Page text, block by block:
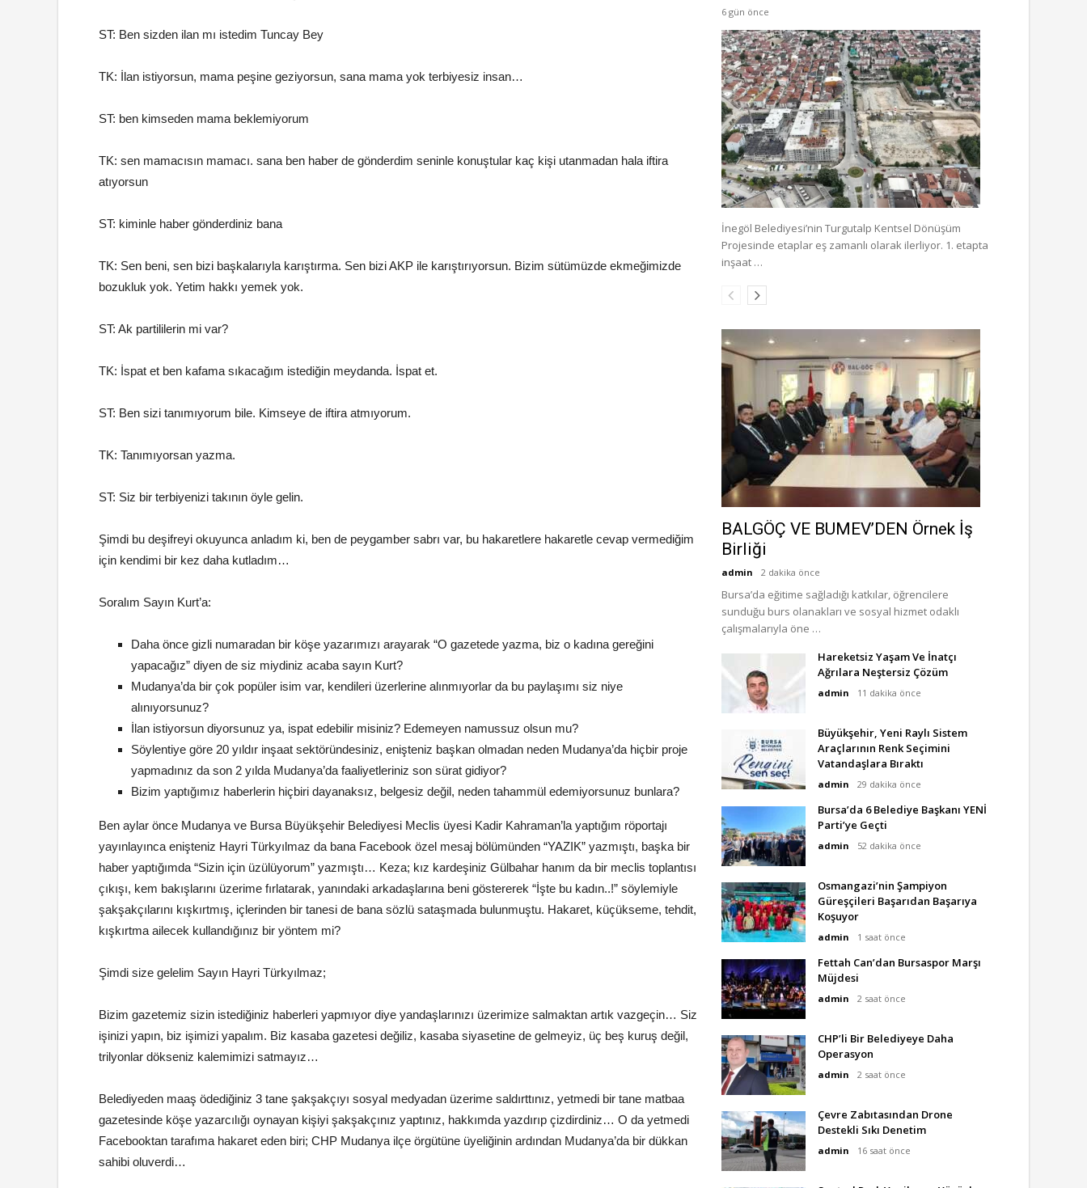
ST: Ben sizden ilan mı istedim Tuncay Bey
TK: İlan istiyorsun, mama peşine geziyorsun, sana mama yok terbiyesiz insan…
ST: ben kimseden mama beklemiyorum
TK: sen mamacısın mamacı. sana ben haber de gönderdim seninle konuştular kaç kişi utanmadan hala iftira
atıyorsun
ST: kiminle haber gönderdiniz bana
TK: Sen beni, sen bizi başkalarıyla karıştırma. Sen bizi AKP ile karıştırıyorsun. Bizim sütümüzde ekmeğimizde
bozukluk yok. Yetim hakkı yemek yok.
ST: Ak partililerin mi var?
TK: İspat et ben kafama sıkacağım istediğin meydanda. İspat et.
ST: Ben sizi tanımıyorum bile. Kimseye de iftira atmıyorum.
TK: Tanımıyorsan yazma.
ST: Siz bir terbiyenizi takının öyle gelin.
Şimdi bu deşifreyi okuyunca anladım ki, ben de peygamber sabrı var, bu hakaretlere hakaretle cevap vermediğim
için kendimi bir kez daha kutladım…
Soralım Sayın Kurt’a:
Daha önce gizli numaradan bir köşe yazarımızı arayarak “O gazetede yazma, biz o kadına gereğini
yapacağız” diyen de siz miydiniz acaba sayın Kurt?
Mudanya’da bir çok popüler isim var, kendileri üzerlerine alınmıyorlar da bu paylaşımı siz niye
alınıyorsunuz?
İlan istiyorsun diyorsunuz ya, ispat edebilir misiniz? Edemeyen namussuz olsun mu?
Söylentiye göre 20 yıldır inşaat sektöründesiniz, enişteniz başkan olmadan neden Mudanya’da hiçbir proje
yapmadınız da son 2 yılda Mudanya’da faaliyetleriniz son sürat gidiyor?
Bizim yaptığımız haberlerin hiçbiri dayanaksız, belgesiz değil, neden tahammül edemiyorsunuz bunlara?
Ben aylar önce Mudanya ve Bursa Büyükşehir Belediyesi Meclis üyesi Kadir Kahraman’la yaptığım röportajı
yayınlayınca enişteniz Hayri Türkyılmaz da bana Facebook özel mesaj bölümünden “YAZIK” yazmıştı, başka bir
haber yaptığımda “Sizin için üzülüyorum” yazmıştı… Keza; kız kardeşiniz Gülbahar hanım da bir meclis toplantısı
çıkışı, kem bakışlarını üzerime fırlatarak, yanındaki arkadaşlarına beni göstererek “İşte bu kadın..!” söylemiyle
şakşakçılarını kışkırtmış, içlerinden bir tanesi de bana sözlü sataşmada bulunmuştu. Hakaret, küçükseme, tehdit,
kışkırtma ailecek kullandığınız bir yöntem mi?
Şimdi size gelelim Sayın Hayri Türkyılmaz;
Bizim gazetemiz sizin istediğiniz haberleri yapmıyor diye yandaşlarınızı üzerimize salmaktan artık vazgeçin… Siz
işinizi yapın, biz işimizi yapalım. Biz kasaba gazetesi değiliz, kasaba siyasetine de gelmeyiz, üç beş kuruş değil,
trilyonlar dökseniz kalemimizi satmayız…
Belediyeden maaş ödediğiniz 3 tane şakşakçıyı sosyal medyadan üzerime saldırttınız, yetmedi bir tane matbaa
gazetesinde köşe yazarcılığı oynayan kişiyi şakşakçınız yaptınız, hakkımda yazdırıp çizdirdiniz… O da yetmedi
Facebooktan tarafıma hakaret eden biri; CHP Mudanya ilçe örgütüne üyeliğinin ardından Mudanya’da bir dükkan
sahibi oluverdi…
6 gün önce
İnegöl Belediyesi’nin Turgutalp Kentsel Dönüşüm
Projesinde etaplar eş zamanlı olarak ilerliyor. 1. etapta
inşaat …
BALGÖÇ VE BUMEV’DEN Örnek İş
Birliği
admin 2 dakika önce
Bursa’da eğitime sağladığı katkılar, öğrencilere
sunduğu burs olanakları ve sosyal hizmet odaklı
çalışmalarıyla öne …
Hareketsiz Yaşam Ve İnatçı
Ağrılara Neştersiz Çözüm
admin 11 dakika önce
Büyükşehir, Yeni Raylı Sistem
Araçlarının Renk Seçimini
Vatandaşlara Bıraktı
admin 29 dakika önce
Bursa’da 6 Belediye Başkanı YENİ
Parti’ye Geçti
admin 52 dakika önce
Osmangazi’nin Şampiyon
Güreşçileri Başarıdan Başarıya
Koşuyor
admin 1 saat önce
Fettah Can’dan Bursaspor Marşı
Müjdesi
admin 2 saat önce
CHP’li Bir Belediyeye Daha
Operasyon
admin 2 saat önce
Çevre Zabıtasından Drone
Destekli Sıkı Denetim
admin 16 saat önce